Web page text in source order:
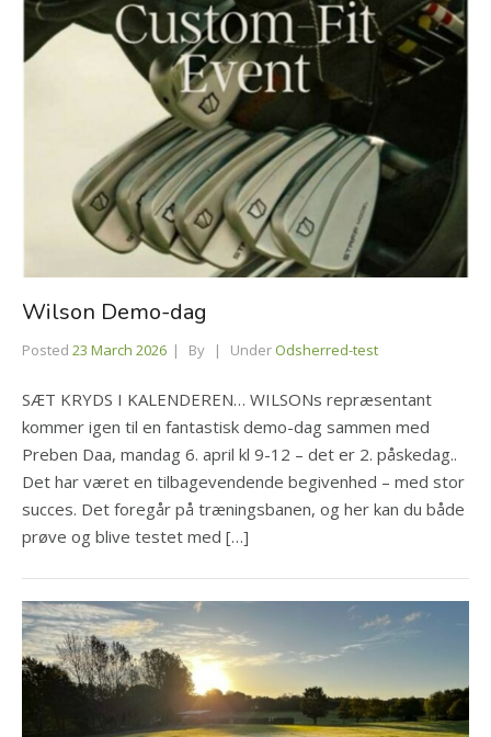
Wilson Demo-dag
Posted 23 March 2026 By Under Odsherred-test
SÆT KRYDS I KALENDEREN… WILSONs repræsentant
kommer igen til en fantastisk demo-dag sammen med
Preben Daa, mandag 6. april kl 9-12 – det er 2. påskedag..
Det har været en tilbagevendende begivenhed – med stor
succes. Det foregår på træningsbanen, og her kan du både
prøve og blive testet med […]